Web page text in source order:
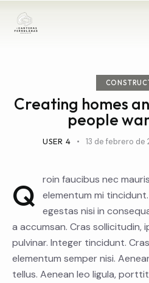
Creating homes
people
USER 4 13 de febrero de
Q
roin faucibus nec
elementum mi
egestas nisi in
a accumsan. Cras sollicitudin,
pulvinar. Integer tincidunt.
elementum semper nisi.
tellus. Aenean leo ligula,